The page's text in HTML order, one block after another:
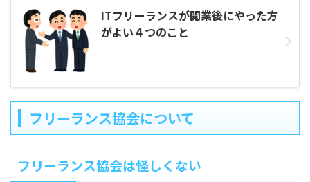
ITフリーランスが開業後にやった方
がよい４つのこと
フリーランス協会について
フリーランス協会は怪しくない